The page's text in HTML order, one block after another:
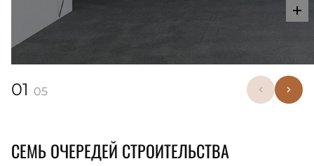
01 05
СЕМЬ ОЧЕРЕДЕЙ СТРОИТЕЛЬСТВА